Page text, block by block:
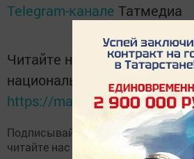
Telegram-канале Татмедиа
Читайте новости
национальном мессенджере
https://max.ru/tatmedia
Подписывайтесь на нашTelegram-
читайте нас
,